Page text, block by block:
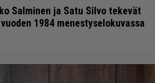
Salminen ja Satu Silvo tekevät
1984 menestyselokuvassa